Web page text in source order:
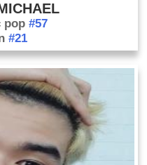
pop #57
#21